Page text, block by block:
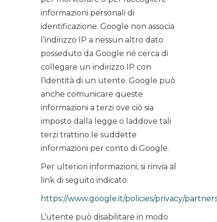
informazioni personali di
identificazione. Google non associa
l’indirizzo IP a nessun altro dato
posseduto da Google né cerca di
collegare un indirizzo IP con
l’identità di un utente. Google può
anche comunicare queste
informazioni a terzi ove ciò sia
imposto dalla legge o laddove tali
terzi trattino le suddette
informazioni per conto di Google.
Per ulteriori informazioni, si rinvia al
link di seguito indicato:
https://www.google.it/policies/privacy/
L’utente può disabilitare in modo